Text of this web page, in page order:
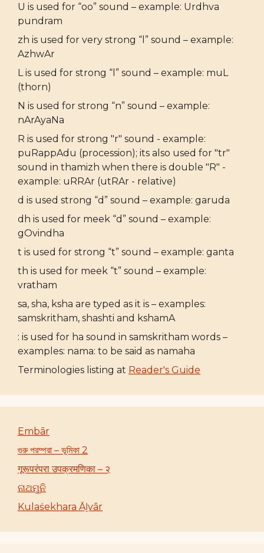
U is used for “oo” sound – example: Urdhva
pundram
zh is used for very strong “l” sound – example:
AzhwAr
L is used for strong “l” sound – example: muL
(thorn)
N is used for strong “n” sound – example:
nArAyaNa
R is used for strong "r" sound - example:
puRappAdu (procession); its also used for "tr"
sound in thamizh when there is double "R" -
example: uRRAr (utRAr - relative)
d is used strong “d” sound – example: garuda
dh is used for meek “d” sound – example:
gOvindha
t is used for strong “t” sound – example: ganta
th is used for meek “t” sound – example:
vratham
sa, sha, ksha are typed as it is – examples:
samskritham, shashti and kshamA
: is used for ha sound in samskritham words –
examples: nama: to be said as namaha
Terminologies listing at Reader's Guide
Embār
গুরু পরম্পরা – ভূমিকা 2
गूरूपरंपरा उपक्रमणिका – २
ନାଥମୁନି
Kulaśekhara Āḻvār